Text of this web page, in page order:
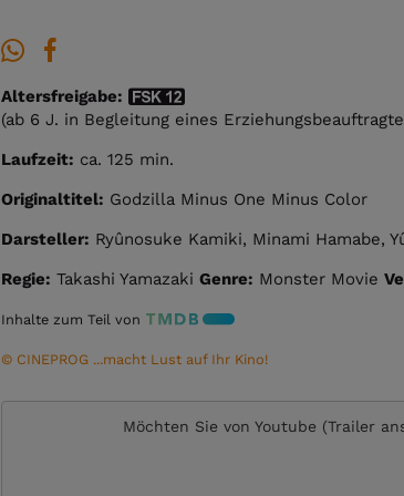
Altersfreigabe:
(ab 6 J. in Begleitung eines
Laufzeit: ca. 125 min.
Originaltitel: Godzilla Minus One Minus Color
Darsteller: Ryûnosuke Kamiki, Minami Hamabe,
Regie: Takashi Yamazaki Genre: Monster Movie
Inhalte zum Teil von
© CINEPROG ...macht Lust auf Ihr Kino!
Möchten Sie von Youtube (Trailer